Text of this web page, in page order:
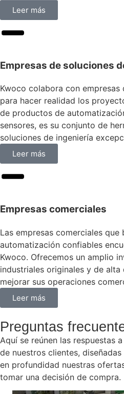
Leer más
Empresas de soluciones
Kwoco colabora con empresas
para hacer realidad los
de productos de
sensores, es su conjunto de
soluciones de ingeniería
Leer más
Empresas comerciales
Las empresas comerciales
automatización confiables
Kwoco. Ofrecemos un amplio
industriales originales y de
mejorar sus operaciones
Leer más
Preguntas
Aquí se reúnen las respuestas
de nuestros clientes,
en profundidad nuestras
tomar una decisión de compra.